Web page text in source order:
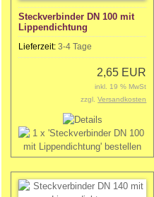
Steckverbinder DN 100 mit
Lippendichtung
Lieferzeit: 3-4 Tage
2,65 EUR
inkl. 19 % MwSt
zzgl.Versandkosten